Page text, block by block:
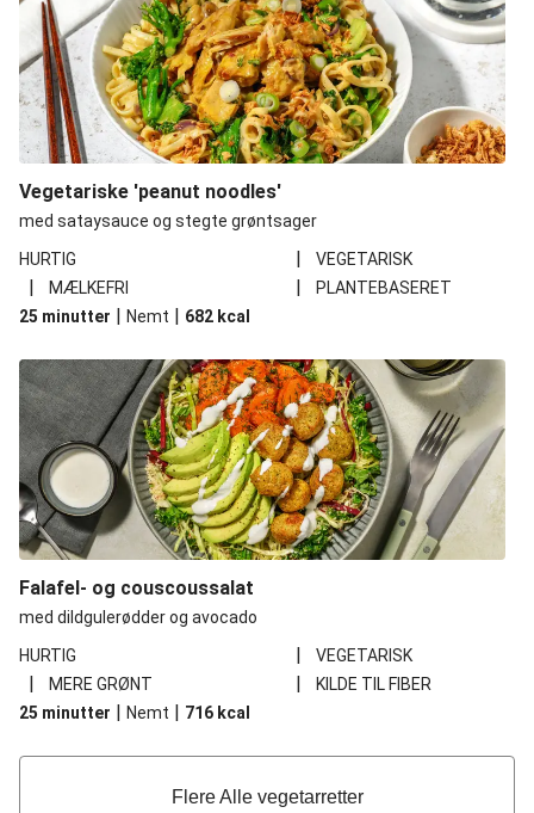
Vegetariske 'peanut noodles'
med sataysauce og stegte grøntsager
HURTIG
| VEGETARISK
| MÆLKEFRI |
PLANTEBASERET
25 minutter | Nemt | 682 kcal
Falafel- og couscoussalat
med dildgulerødder og avocado
HURTIG
| VEGETARISK
| MERE GRØNT |
KILDE TIL FIBER
25 minutter | Nemt | 716 kcal
Flere Alle vegetarretter